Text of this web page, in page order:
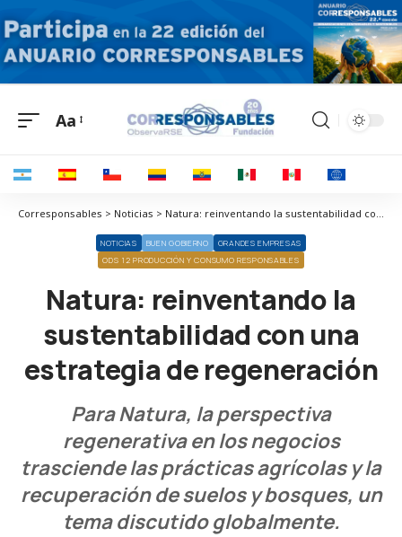
Aa
Corresponsables > Noticias > Natura: reinventando la sustentabilidad con una estrategia de regeneración
NOTICIAS BUEN GOBIERNO
GRANDES EMPRESAS
ODS 12 PRODUCCIÓN Y CONSUMO RESPONSABLES
Natura: reinventando la
sustentabilidad con una
estrategia de regeneración
Para Natura, la perspectiva
regenerativa en los negocios
trasciende las prácticas agrícolas y la
recuperación de suelos y bosques, un
tema discutido globalmente.